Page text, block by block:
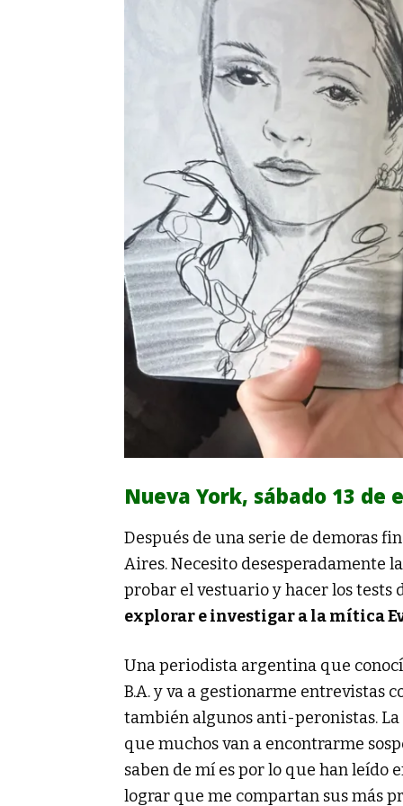
Nueva York, sábado 13 de
Después de una serie de demoras
Aires. Necesito desesperadamente
probar el vestuario y hacer los tests
explorar e investigar ala mítica
Una periodista argentina que
B.A. y va a gestionarme entrevistas
también algunos anti-peronistas. La
que muchos van a encontrarme
saben de mí es por lo que han leído
lograr que me compartan sus más